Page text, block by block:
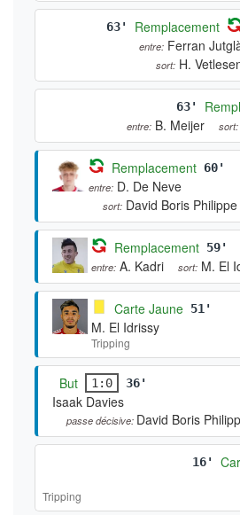
63' Remplacement
entre: Ferran
sort: H.
63'
entre: B. Meijer sort:
Remplacement 60'
entre: D. De Neve
sort: David Boris
Remplacement 59'
entre: A. Kadri sort: M. El
Carte Jaune 51'
M. El Idrissy
Tripping
But 1:0 36'
Isaak Davies
passe décisive: David Boris
16'
Tripping